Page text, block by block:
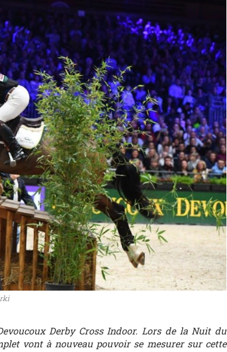
Derby Cross Indoor. Lors de la Nuit du
vont à nouveau pouvoir se mesurer sur cette